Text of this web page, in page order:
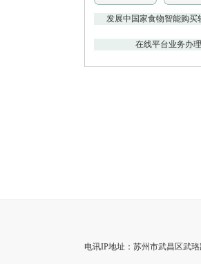
发展中国家食物智能购买
在线平台业务办理
电讯IP地址：苏州市武昌区武